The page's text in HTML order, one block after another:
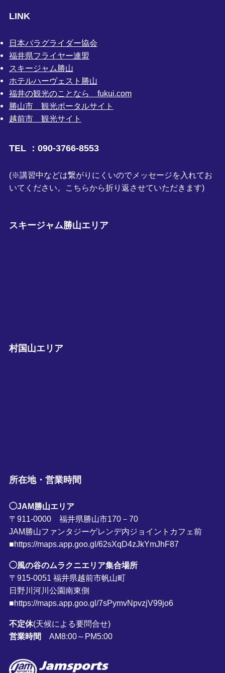
LINK
日本パラグライダー協会
福井県フライヤー連盟
スキージャム勝山
ホテルハーヴェスト勝山
福井の観光のことなら fukui.com
勝山市 観光ポータルサイト
越前市 観光サイト
TEL ：090-3766-8553
(※講習中などは繋がりにくいのでメッセージを入れてお
いてください。こちらから折り返させていただきます)
スキージャム勝山エリア
村国山エリア
所在地・営業時間
◯JAM勝山エリア
〒911-0000 福井県勝山市170－70
JAM勝山ファンタジーゲレンデ内ジョイントカフェ前
■https://maps.app.goo.gl/62sXqD4zJkYmJhF87
◯風の谷のムラクニエリア集合場所
〒915-0051 福井県越前市帆山町
日野川河川公園南東側
■https://maps.app.goo.gl/7sPymvNpvzjV99jo6
不定休(天候による要問合せ)
営業時間
AM8:00～PM5:00